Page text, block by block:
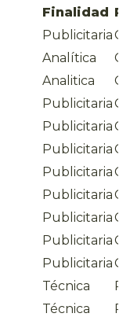
Finalidad
Publicitaria
Analítica
Analitica
Publicitaria
Publicitaria
Publicitaria
Publicitaria
Publicitaria
Publicitaria
Publicitaria
Publicitaria
Técnica
Técnica